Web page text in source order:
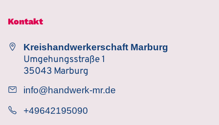
Kontakt
Kreishandwerkerschaft Marburg
Umgehungsstraße 1
35043 Marburg
info@handwerk-mr.de
+49642195090